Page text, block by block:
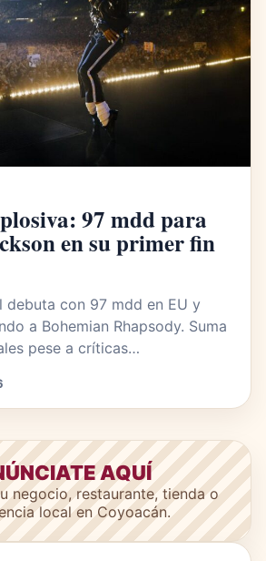
97 mdd para
en su primer fin
debuta con 97 mdd en EU y
a Bohemian Rhapsody. Suma
pese a críticas…
AQUÍ
negocio, restaurante, tienda o
local en Coyoacán.